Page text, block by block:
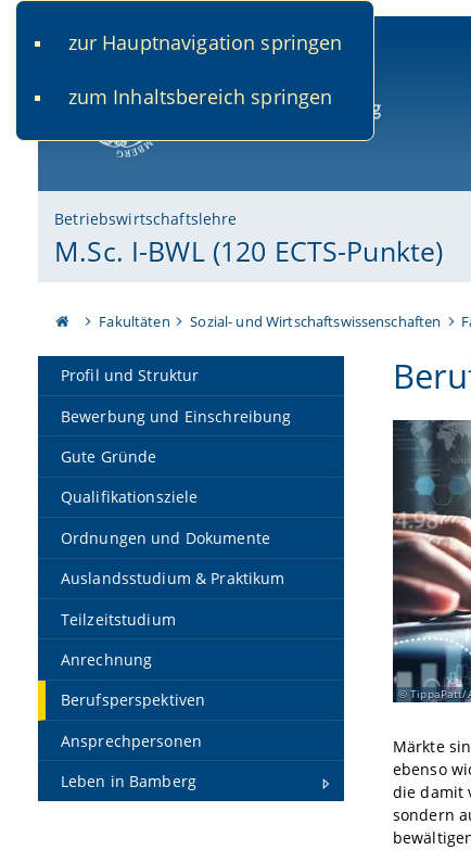
zur Hauptnavigation springen
zum Inhaltsbereich springen
Betriebswirtschaftslehre
M.Sc. I-BWL (120 ECTS-Punkte)
Fakultäten Sozial- und Wirtschaftswissenschaften
Profil und Struktur
Bewerbung und Einschreibung
Gute Gründe
Qualifikationsziele
Ordnungen und Dokumente
Auslandsstudium & Praktikum
Teilzeitstudium
Anrechnung
Berufsperspektiven
Ansprechpersonen
Leben in Bamberg
TippaPatt/
Märkte
ebenso
die damit
sondern